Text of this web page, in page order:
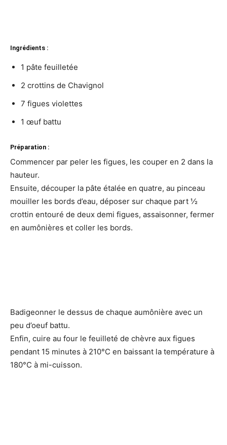
Ingrédients :
1 pâte feuilletée
2 crottins de Chavignol
7 figues violettes
1 œuf battu
Préparation :
Commencer par peler les figues, les couper en 2 dans la
hauteur.
Ensuite, découper la pâte étalée en quatre, au pinceau
mouiller les bords d’eau, déposer sur chaque part ½
crottin entouré de deux demi figues, assaisonner, fermer
en aumônières et coller les bords.
Badigeonner le dessus de chaque aumônière avec un
peu d’oeuf battu.
Enfin, cuire au four le feuilleté de chèvre aux figues
pendant 15 minutes à 210°C en baissant la température à
180°C à mi-cuisson.